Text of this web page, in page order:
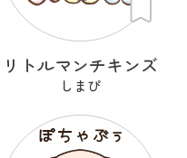
リトルマンチキンズ
しまぴ